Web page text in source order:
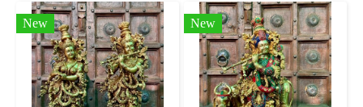
New New